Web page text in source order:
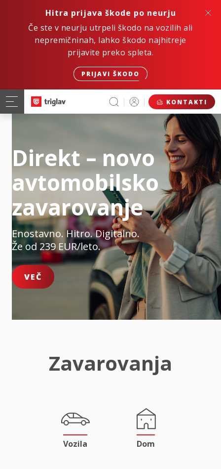
Hitra prijava škode po neurju
Če ste v neurju utrpeli škodo na vozilih ali
nepremičninah, lahko škodo najhitreje
prijavite preko spleta.
PRIJAVI ŠKODO
KONTAKTI
Direkt – novo
avtomobilsko
zavarovanje
Enostavno. Hitro. Digitalno.
Že od 239 EUR/leto.
VEČ
Zavarovanja
Vozila Dom